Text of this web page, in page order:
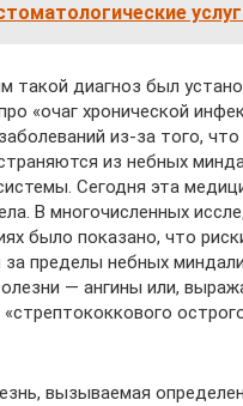
такой диагноз был
«очаг хронической
из-за того,
из небных
Сегодня эта
В многочисленных
было показано, что
за пределы небных
— ангины или,
вызываемая